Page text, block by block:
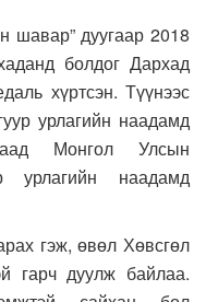
дуугаар 2018
болдог Дархад
хүртсэн. Түүнээс
урлагийн наадамд
Монгол Улсын
наадамд
гэж, өвөл Хөвсгөл
гарч дуулж байлаа.